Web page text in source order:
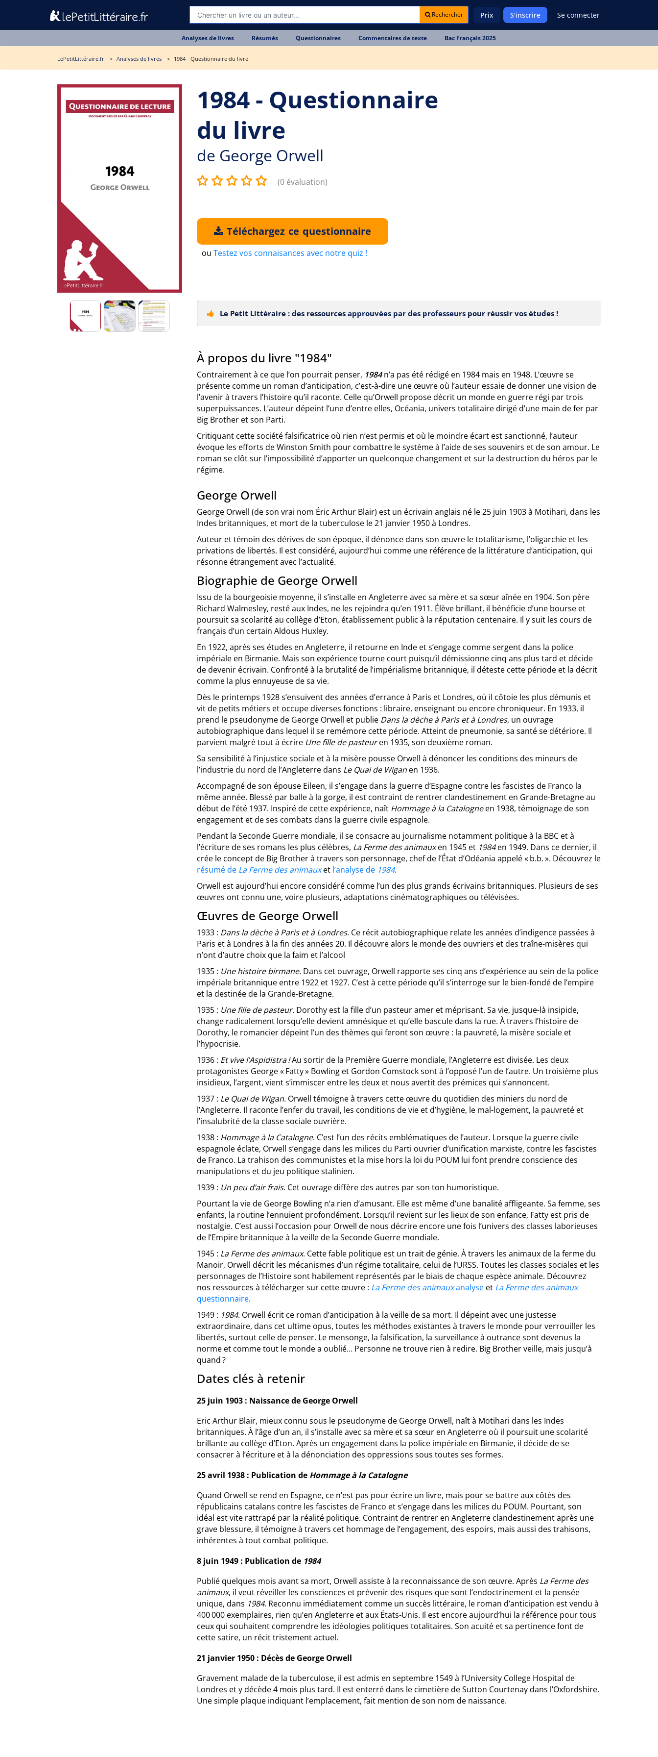
Rechercher Prix S'inscrire Se connecter
Analyses de livres Résumés Questionnaires Commentaires de texte Bac Français 2025
LePetitLittéraire.fr Analyses de livres 1984 - Questionnaire du livre
1984 - Questionnaire
du livre
de George Orwell
(0 évaluation)
Téléchargez ce questionnaire
ou Testez vos connaisances avec notre quiz !
Le Petit Littéraire : des ressources approuvées par des professeurs pour réussir vos études !
À propos du livre "1984"
Contrairement à ce que l’on pourrait penser, 1984 n’a pas été rédigé en 1984 mais en 1948. L’œuvre se
présente comme un roman d’anticipation, c’est-à-dire une œuvre où l’auteur essaie de donner une vision de
l’avenir à travers l’histoire qu’il raconte. Celle qu’Orwell propose décrit un monde en guerre régi par trois
superpuissances. L’auteur dépeint l’une d’entre elles, Océania, univers totalitaire dirigé d’une main de fer par
Big Brother et son Parti.
Critiquant cette société falsificatrice où rien n’est permis et où le moindre écart est sanctionné, l’auteur
évoque les efforts de Winston Smith pour combattre le système à l’aide de ses souvenirs et de son amour. Le
roman se clôt sur l’impossibilité d’apporter un quelconque changement et sur la destruction du héros par le
régime.
George Orwell
George Orwell (de son vrai nom Éric Arthur Blair) est un écrivain anglais né le 25 juin 1903 à Motihari, dans les
Indes britanniques, et mort de la tuberculose le 21 janvier 1950 à Londres.
Auteur et témoin des dérives de son époque, il dénonce dans son œuvre le totalitarisme, l’oligarchie et les
privations de libertés. Il est considéré, aujourd’hui comme une référence de la littérature d’anticipation, qui
résonne étrangement avec l’actualité.
Biographie de George Orwell
Issu de la bourgeoisie moyenne, il s’installe en Angleterre avec sa mère et sa sœur aînée en 1904. Son père
Richard Walmesley, resté aux Indes, ne les rejoindra qu’en 1911. Élève brillant, il bénéficie d’une bourse et
poursuit sa scolarité au collège d’Eton, établissement public à la réputation centenaire. Il y suit les cours de
français d’un certain Aldous Huxley.
En 1922, après ses études en Angleterre, il retourne en Inde et s’engage comme sergent dans la police
impériale en Birmanie. Mais son expérience tourne court puisqu’il démissionne cinq ans plus tard et décide
de devenir écrivain. Confronté à la brutalité de l’impérialisme britannique, il déteste cette période et la décrit
comme la plus ennuyeuse de sa vie.
Dès le printemps 1928 s’ensuivent des années d’errance à Paris et Londres, où il côtoie les plus démunis et
vit de petits métiers et occupe diverses fonctions : libraire, enseignant ou encore chroniqueur. En 1933, il
prend le pseudonyme de George Orwell et publie Dans la dèche à Paris et à Londres, un ouvrage
autobiographique dans lequel il se remémore cette période. Atteint de pneumonie, sa santé se détériore. Il
parvient malgré tout à écrire Une fille de pasteuren 1935, son deuxième roman.
Sa sensibilité à l’injustice sociale et à la misère pousse Orwell à dénoncer les conditions des mineurs de
l’industrie du nord de l’Angleterre dans Le Quai de Wigan en 1936.
Accompagné de son épouse Eileen, il s’engage dans la guerre d’Espagne contre les fascistes de Franco la
même année. Blessé par balle à la gorge, il est contraint de rentrer clandestinement en Grande-Bretagne au
début de l’été 1937. Inspiré de cette expérience, naît Hommage à la Catalogneen 1938, témoignage de son
engagement et de ses combats dans la guerre civile espagnole.
Pendant la Seconde Guerre mondiale, il se consacre au journalisme notamment politique à la BBC et à
l’écriture de ses romans les plus célèbres, La Ferme des animauxen 1945 et 1984en 1949. Dans ce dernier, il
crée le concept de Big Brother à travers son personnage, chef de l’État d’Odéania appelé « b.b. ». Découvrez le
résumé de La Ferme des animauxet l’analyse de 1984.
Orwell est aujourd’hui encore considéré comme l’un des plus grands écrivains britanniques. Plusieurs de ses
œuvres ont connu une, voire plusieurs, adaptations cinématographiques ou télévisées.
Œuvres de George Orwell
1933 : Dans la dèche à Paris et à Londres. Ce récit autobiographique relate les années d’indigence passées à
Paris et à Londres à la fin des années 20. Il découvre alors le monde des ouvriers et des traîne-misères qui
n’ont d’autre choix que la faim et l’alcool
1935 : Une histoire birmane. Dans cet ouvrage, Orwell rapporte ses cinq ans d’expérience au sein de la police
impériale britannique entre 1922 et 1927. C’est à cette période qu’il s’interroge sur le bien-fondé de l’empire
et la destinée de la Grande-Bretagne.
1935 : Une fille de pasteur. Dorothy est la fille d’un pasteur amer et méprisant. Sa vie, jusque-là insipide,
change radicalement lorsqu’elle devient amnésique et qu’elle bascule dans la rue. À travers l’histoire de
Dorothy, le romancier dépeint l’un des thèmes qui feront son œuvre : la pauvreté, la misère sociale et
l’hypocrisie.
1936 : Et vive l’Aspidistra !Au sortir de la Première Guerre mondiale, l’Angleterre est divisée. Les deux
protagonistes George « Fatty » Bowling et Gordon Comstock sont à l’opposé l’un de l’autre. Un troisième plus
insidieux, l’argent, vient s’immiscer entre les deux et nous avertit des prémices qui s’annoncent.
1937 : Le Quai de Wigan. Orwell témoigne à travers cette œuvre du quotidien des miniers du nord de
l’Angleterre. Il raconte l’enfer du travail, les conditions de vie et d’hygiène, le mal-logement, la pauvreté et
l’insalubrité de la classe sociale ouvrière.
1938 : Hommage à la Catalogne. C’est l’un des récits emblématiques de l’auteur. Lorsque la guerre civile
espagnole éclate, Orwell s’engage dans les milices du Parti ouvrier d’unification marxiste, contre les fascistes
de Franco. La trahison des communistes et la mise hors la loi du POUM lui font prendre conscience des
manipulations et du jeu politique stalinien.
1939 : Un peu d’air frais. Cet ouvrage diffère des autres par son ton humoristique.
Pourtant la vie de George Bowling n’a rien d’amusant. Elle est même d’une banalité affligeante. Sa femme, ses
enfants, la routine l’ennuient profondément. Lorsqu’il revient sur les lieux de son enfance, Fatty est pris de
nostalgie. C’est aussi l’occasion pour Orwell de nous décrire encore une fois l’univers des classes laborieuses
de l’Empire britannique à la veille de la Seconde Guerre mondiale.
1945 : La Ferme des animaux. Cette fable politique est un trait de génie. À travers les animaux de la ferme du
Manoir, Orwell décrit les mécanismes d’un régime totalitaire, celui de l’URSS. Toutes les classes sociales et les
personnages de l’Histoire sont habilement représentés par le biais de chaque espèce animale. Découvrez
nos ressources à télécharger sur cette œuvre : La Ferme des animauxanalyse et La Ferme des animaux
questionnaire.
1949 : 1984. Orwell écrit ce roman d’anticipation à la veille de sa mort. Il dépeint avec une justesse
extraordinaire, dans cet ultime opus, toutes les méthodes existantes à travers le monde pour verrouiller les
libertés, surtout celle de penser. Le mensonge, la falsification, la surveillance à outrance sont devenus la
norme et comme tout le monde a oublié… Personne ne trouve rien à redire. Big Brother veille, mais jusqu’à
quand ?
Dates clés à retenir
25 juin 1903 : Naissance de George Orwell
Eric Arthur Blair, mieux connu sous le pseudonyme de George Orwell, naît à Motihari dans les Indes
britanniques. À l’âge d’un an, il s’installe avec sa mère et sa sœur en Angleterre où il poursuit une scolarité
brillante au collège d’Eton. Après un engagement dans la police impériale en Birmanie, il décide de se
consacrer à l’écriture et à la dénonciation des oppressions sous toutes ses formes.
25 avril 1938 : Publication de Hommage à la Catalogne
Quand Orwell se rend en Espagne, ce n’est pas pour écrire un livre, mais pour se battre aux côtés des
républicains catalans contre les fascistes de Franco et s’engage dans les milices du POUM. Pourtant, son
idéal est vite rattrapé par la réalité politique. Contraint de rentrer en Angleterre clandestinement après une
grave blessure, il témoigne à travers cet hommage de l’engagement, des espoirs, mais aussi des trahisons,
inhérentes à tout combat politique.
8 juin 1949 : Publication de 1984
Publié quelques mois avant sa mort, Orwell assiste à la reconnaissance de son œuvre. Après La Ferme des
animaux, il veut réveiller les consciences et prévenir des risques que sont l’endoctrinement et la pensée
unique, dans 1984. Reconnu immédiatement comme un succès littéraire, le roman d’anticipation est vendu à
400 000 exemplaires, rien qu’en Angleterre et aux États-Unis. Il est encore aujourd’hui la référence pour tous
ceux qui souhaitent comprendre les idéologies politiques totalitaires. Son acuité et sa pertinence font de
cette satire, un récit tristement actuel.
21 janvier 1950 : Décès de George Orwell
Gravement malade de la tuberculose, il est admis en septembre 1549 à l’University College Hospital de
Londres et y décède 4 mois plus tard. Il est enterré dans le cimetière de Sutton Courtenay dans l’Oxfordshire.
Une simple plaque indiquant l’emplacement, fait mention de son nom de naissance.